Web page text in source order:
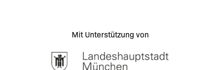
Mit Unterstützung von